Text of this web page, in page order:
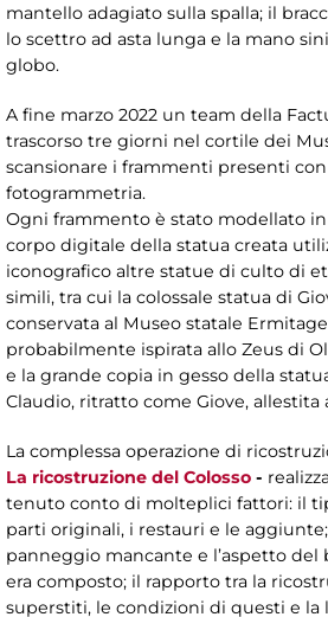
mantello adagiato sulla spalla; il
lo scettro ad asta lunga e la mano
globo.
A fine marzo 2022 un team della
trascorso tre giorni nel cortile dei
scansionare i frammenti presenti
fotogrammetria.
Ogni frammento è stato modellato
corpo digitale della statua creata
iconografico altre statue di culto di
simili, tra cui la colossale statua di
conservata al Museo statale
probabilmente ispirata allo Zeus di
e la grande copia in gesso della
Claudio, ritratto come Giove, allestita
La complessa operazione di
La ricostruzione del Colosso -
tenuto conto di molteplici fattori: il
parti originali, i restauri e le
panneggio mancante e l’aspetto del
era composto; il rapporto tra la
superstiti, le condizioni di questi e la